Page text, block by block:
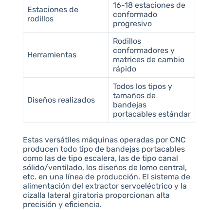
Estaciones de
rodillos
16-18 estaciones de
conformado
progresivo
Herramientas
Rodillos
conformadores y
matrices de cambio
rápido
Diseños realizados
Todos los tipos y
tamaños de
bandejas
portacables estándar
Estas versátiles máquinas operadas por CNC
producen todo tipo de bandejas portacables
como las de tipo escalera, las de tipo canal
sólido/ventilado, los diseños de lomo central,
etc. en una línea de producción. El sistema de
alimentación del extractor servoeléctrico y la
cizalla lateral giratoria proporcionan alta
precisión y eficiencia.